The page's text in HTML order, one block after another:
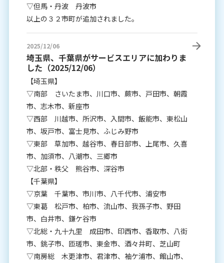
▽但馬・丹波 丹波市
以上の３２市町が追加されました。
2025/12/06
埼玉県、千葉県がサービスエリアに加わりま
した（2025/12/06）
【埼玉県】
▽南部 さいたま市、川口市、蕨市、戸田市、朝霞
市、志木市、新座市
▽西部 川越市、所沢市、入間市、飯能市、東松山
市、坂戸市、富士見市、ふじみ野市
▽東部 草加市、越谷市、春日部市、上尾市、久喜
市、加須市、八潮市、三郷市
▽北部・秩父 熊谷市、深谷市
【千葉県】
▽京葉 千葉市、市川市、八千代市、浦安市
▽東葛 松戸市、柏市、流山市、我孫子市、野田
市、白井市、鎌ケ谷市
▽北総・九十九里 成田市、印西市、香取市、八街
市、銚子市、匝瑳市、東金市、酒々井町、芝山町
▽南房総 木更津市、君津市、袖ケ浦市、館山市、